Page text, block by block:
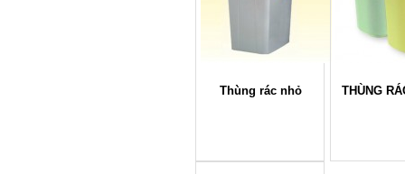
Thùng rác nhỏ THÙNG